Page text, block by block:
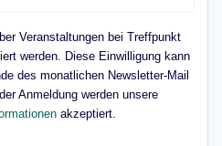
Veranstaltungen bei Treffpunkt
werden. Diese Einwilligung kann
des monatlichen Newsletter-Mail
Anmeldung werden unsere
akzeptiert.